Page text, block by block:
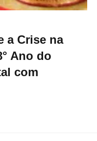
a Crise na
Ano do
com